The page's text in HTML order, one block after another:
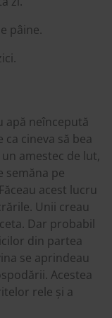
pâine.
apă neîncepută
cineva să bea
amestec de lut,
semăna pe
acest lucru
Unii creau
Dar probabil
din partea
se aprindeau
Acestea
rele și a